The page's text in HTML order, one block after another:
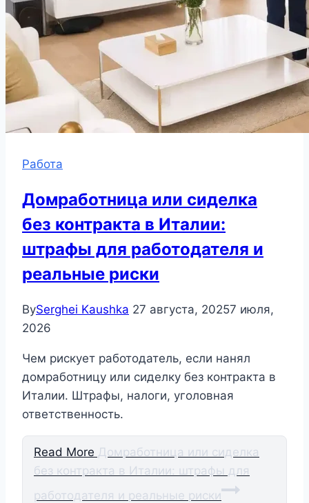
Работа
Домработница или сиделка
без контракта в Италии:
штрафы для работодателя и
реальные риски
BySerghei Kaushka 27 августа, 20257 июля,
2026
Чем рискует работодатель, если нанял
домработницу или сиделку без контракта в
Италии. Штрафы, налоги, уголовная
ответственность.
Read More Домработница или сиделка
без контракта в Италии: штрафы для
работодателя и реальные риски